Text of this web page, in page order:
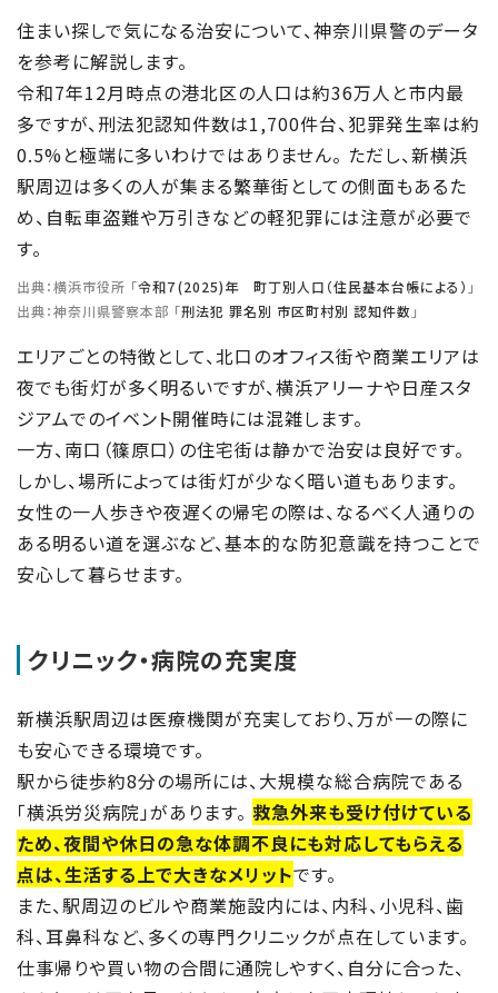
住まい探しで気になる治安について、神奈川県警のデータ
を参考に解説します。
令和7年12月時点の港北区の人口は約36万人と市内最
多ですが、刑法犯認知件数は1,700件台、犯罪発生率は約
0.5%と極端に多いわけではありません。 ただし、新横浜
駅周辺は多くの人が集まる繁華街としての側面もあるた
め、自転車盗難や万引きなどの軽犯罪には注意が必要で
す。
出典：横浜市役所 「令和７(2025)年 町丁別人口（住民基本台帳による） 」
出典：神奈川県警察本部 「刑法犯 罪名別 市区町村別 認知件数 」
エリアごとの特徴として、北口のオフィス街や商業エリアは
夜でも街灯が多く明るいですが、横浜アリーナや日産スタ
ジアムでのイベント開催時には混雑します。
一方、南口（篠原口）の住宅街は静かで治安は良好です。
しかし、場所によっては街灯が少なく暗い道もあります。
女性の一人歩きや夜遅くの帰宅の際は、なるべく人通りの
ある明るい道を選ぶなど、基本的な防犯意識を持つことで
安心して暮らせます。
クリニック・病院の充実度
新横浜駅周辺は医療機関が充実しており、万が一の際に
も安心できる環境です。
駅から徒歩約8分の場所には、大規模な総合病院である
「横浜労災病院」があります。 救急外来も受け付けている
ため、夜間や休日の急な体調不良にも対応してもらえる
点は、生活する上で大きなメリットです。
また、駅周辺のビルや商業施設内には、内科、小児科、歯
科、耳鼻科など、多くの専門クリニックが点在しています。
仕事帰りや買い物の合間に通院しやすく、自分に合った、